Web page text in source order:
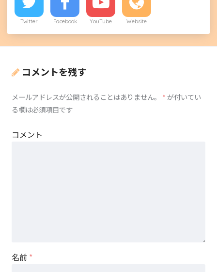
Twitter Facebook YouTube Website
コメントを残す
メールアドレスが公開されることはありません。 *が付いてい
る欄は必須項目です
コメント
名前 *